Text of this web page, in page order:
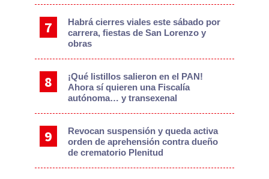
Habrá cierres viales este sábado por
carrera, fiestas de San Lorenzo y
obras
¡Qué listillos salieron en el PAN!
Ahora sí quieren una Fiscalía
autónoma… y transexenal
Revocan suspensión y queda activa
orden de aprehensión contra dueño
de crematorio Plenitud